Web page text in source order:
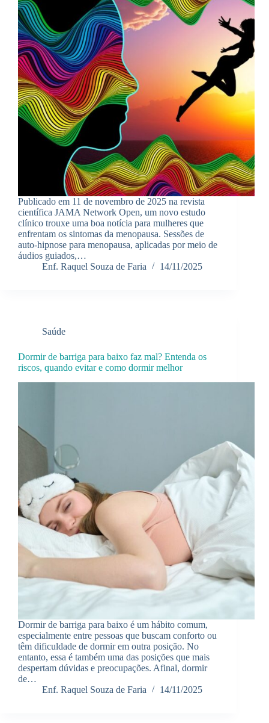
Publicado em 11 de novembro de 2025 na revista
científica JAMA Network Open, um novo estudo
clínico trouxe uma boa notícia para mulheres que
enfrentam os sintomas da menopausa. Sessões de
auto-hipnose para menopausa, aplicadas por meio de
áudios guiados,…
Enf. Raquel Souza de Faria
14/11/2025
Saúde
Dormir de barriga para baixo faz mal? Entenda os
riscos, quando evitar e como dormir melhor
Dormir de barriga para baixo é um hábito comum,
especialmente entre pessoas que buscam conforto ou
têm dificuldade de dormir em outra posição. No
entanto, essa é também uma das posições que mais
despertam dúvidas e preocupações. Afinal, dormir
de…
Enf. Raquel Souza de Faria
14/11/2025